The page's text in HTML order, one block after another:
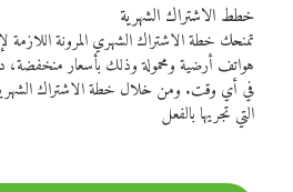
خطط الاشتراك الشهرية
تمنحك خطة الاشتراك الشهري المرونة اللازمة
هواتف أرضية ومحمولة وذلك بأسعار
في أي وقت. ومن خلال خطة الاشتراك
التي تجريها بالفعل